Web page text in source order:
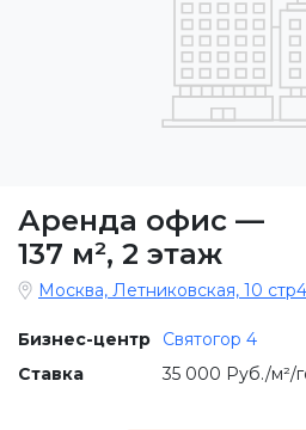
Аренда офис —
137 м², 2 этаж
Москва, Летниковская, 10 стр4
Бизнес-центр
Святогор 4
Ставка
35 000 Руб./м²/